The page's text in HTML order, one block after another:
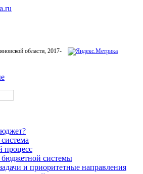
области, 2017-
процесс
системы
и приоритетные направления